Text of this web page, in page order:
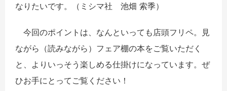
なりたいです。（ミシマ社 池畑 索季）
今回のポイントは、なんといっても店頭フリペ。見
ながら（読みながら）フェア棚の本をご覧いただく
と、よりいっそう楽しめる仕掛けになっています。ぜ
ひお手にとってご覧ください！